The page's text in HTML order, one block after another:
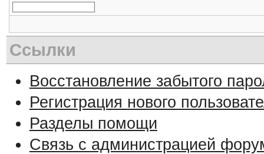
Ссылки
Восстановление забытого
Регистрация нового
Разделы помощи
Связь с администрацией